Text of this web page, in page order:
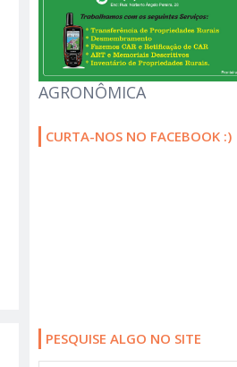
AGRONÔMICA
CURTA-NOS NO FACEBOOK :)
PESQUISE ALGO NO SITE